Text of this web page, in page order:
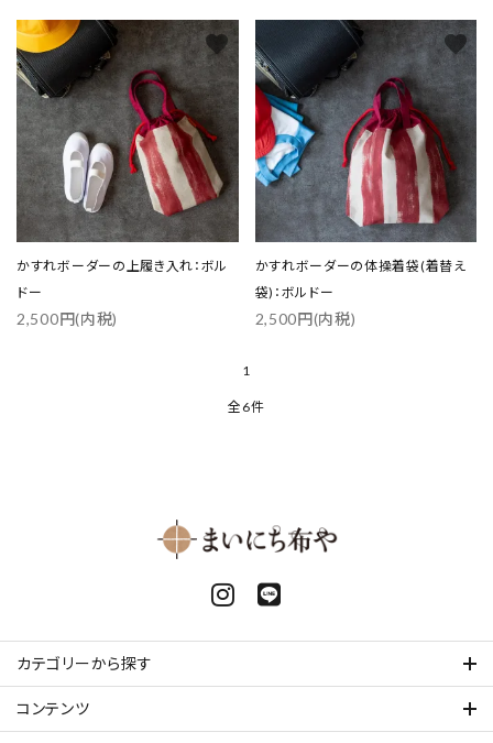
かすれボーダーの上履き入れ：ボル
ドー
2,500円(内税)
favorite
かすれボーダーの体操着袋(着替え
袋)：ボルドー
2,500円(内税)
favorite
1
全6件
カテゴリーから探す
コンテンツ